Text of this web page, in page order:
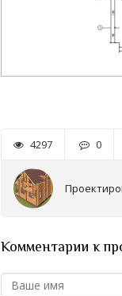
4297 0
Комментарии к